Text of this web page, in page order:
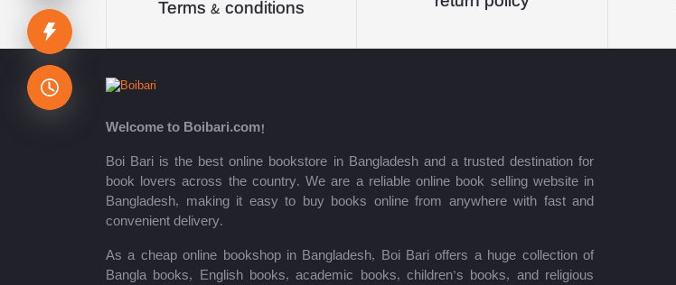
পাঞ্জেরী সম্পাদনা পর্ষদ
মফিজুল ইসলাম মিলন
রবীন্দ্রনাথ ঠাকুর
মোত্তাসিন পাহলভী
Terms & conditions
Welcome to Boibari.com!
Boi Bari is the best online bookstore in Bangladesh and a trusted destination for
book lovers across the country. We are a reliable online book selling website in
Bangladesh, making it easy to buy books online from anywhere with fast and
convenient delivery.
As a cheap online bookshop in Bangladesh, Boi Bari offers a huge collection of
Bangla books, English books, academic books, children’s books, and religious